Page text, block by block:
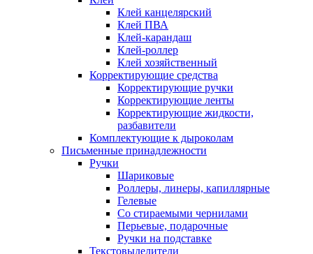
Клей канцелярский
Клей ПВА
Клей-карандаш
Клей-роллер
Клей хозяйственный
Корректирующие средства
Корректирующие ручки
Корректирующие ленты
Корректирующие жидкости,
разбавители
Комплектующие к дыроколам
Письменные принадлежности
Ручки
Шариковые
Роллеры, линеры, капиллярные
Гелевые
Со стираемыми чернилами
Перьевые, подарочные
Ручки на подставке
Текстовыделители